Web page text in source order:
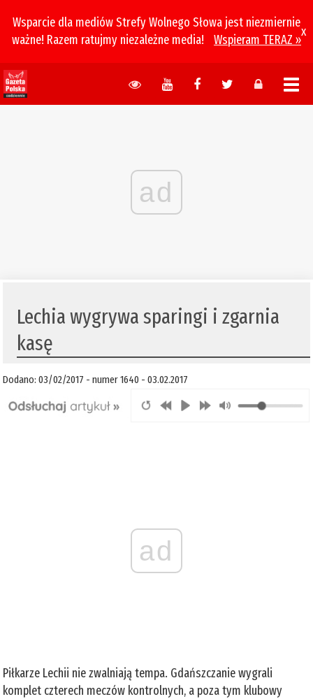
Wsparcie dla mediów Strefy Wolnego Słowa jest niezmiernie
ważne! Razem ratujmy niezależne media!
Wspieram TERAZ »
x
ad
​Lechia wygrywa sparingi i zgarnia
kasę
Dodano: 03/02/2017 - numer 1640 - 03.02.2017
ad
Piłkarze Lechii nie zwalniają tempa. Gdańszczanie wygrali
komplet czterech meczów kontrolnych, a poza tym klubowy